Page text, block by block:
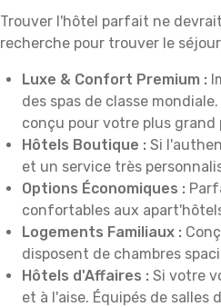
Trouver l'hôtel parfait ne
recherche pour trouver le
Luxe & Confort Premium :
des spas de classe
conçu pour votre plus grand
Hôtels Boutique : Si
et un service très
Options Économiques :
confortables aux
Logements Familiaux :
disposent de chambres
Hôtels d'Affaires : Si votre
et à l'aise. Équipés de